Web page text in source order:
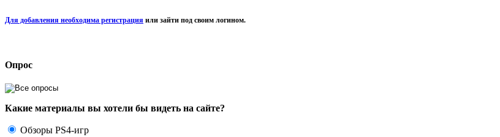
Для добавления необходима регистрация или зайти под своим логином.
Опрос
Какие материалы вы хотели бы видеть на сайте?
Обзоры PS4-игр